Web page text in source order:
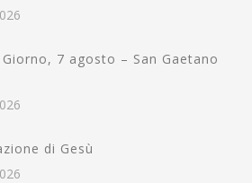
7 agosto – San Gaetano
di Gesù